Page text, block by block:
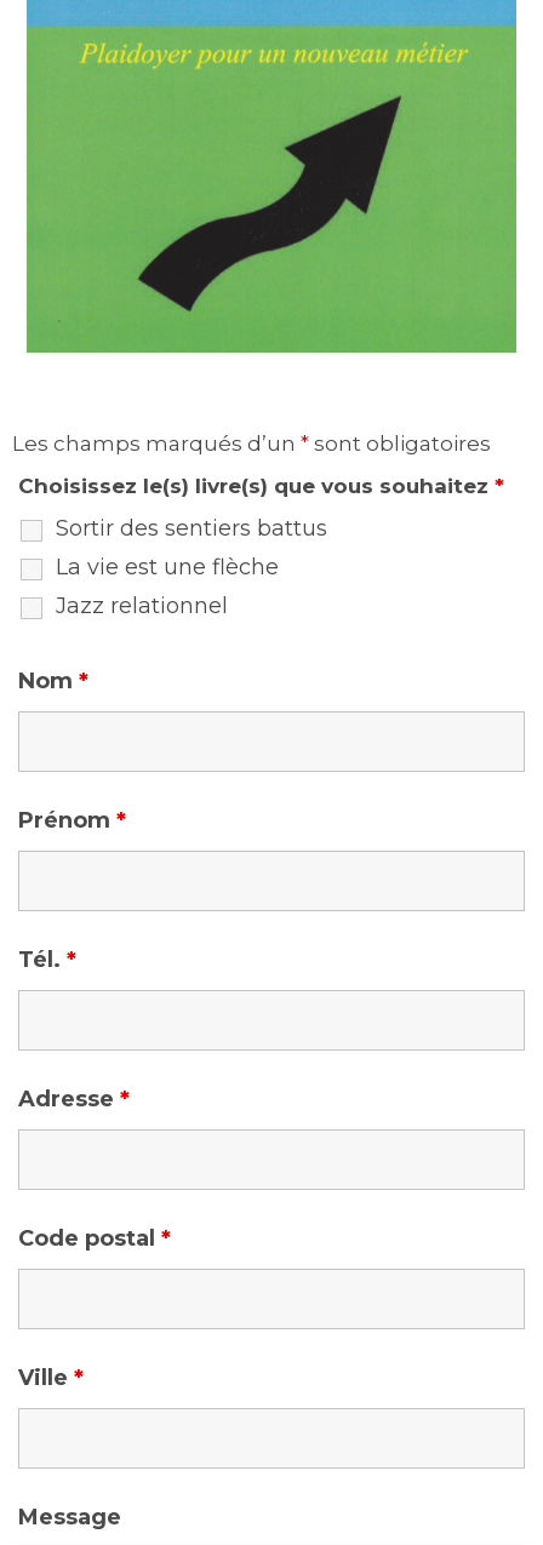
Les champs marqués d’un * sont obligatoires
Choisissez le(s) livre(s) que vous souhaitez *
Sortir des sentiers battus
La vie est une flèche
Jazz relationnel
Nom *
Prénom *
Tél. *
Adresse *
Code postal *
Ville *
Message